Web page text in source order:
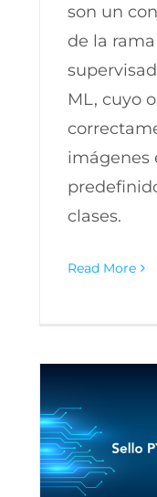
son un
de la
ML, cuyo
imágenes
clases.
Read More